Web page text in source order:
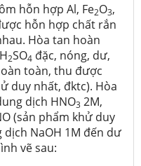
hỗn hợp Al, Fe2O3,
hỗn hợp chất rắn
Hòa tan hoàn
2SO4 đặc, nóng, dư,
toàn, thu được
duy nhất, đktc). Hòa
dịch HNO3 2M,
(sản phẩm khử duy
NaOH 1M đến dư
vẽ sau: